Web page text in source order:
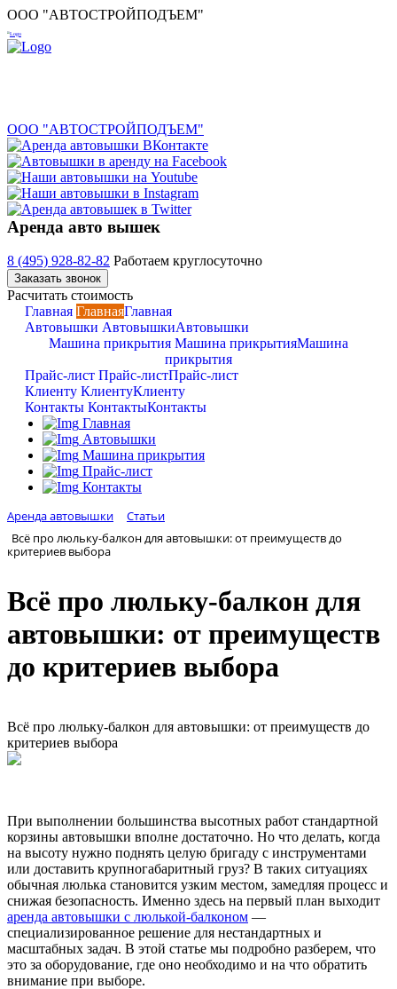
ООО "АВТОСТРОЙПОДЪЕМ"
ООО "АВТОСТРОЙПОДЪЕМ"
Аренда авто вышек
8 (495) 928-82-82 Работаем круглосуточно
Заказать звонок
Расчитать стоимость
Главная ГлавнаяГлавная
Автовышки АвтовышкиАвтовышки
Машина прикрытия Машина прикрытияМашина
прикрытия
Прайс-лист Прайс-листПрайс-лист
Клиенту КлиентуКлиенту
Контакты КонтактыКонтакты
Главная
Автовышки
Машина прикрытия
Прайс-лист
Контакты
Аренда автовышки
Статьи
Всё про люльку-балкон для автовышки: от преимуществ до
критериев выбора
Всё про люльку-балкон для
автовышки: от преимуществ
до критериев выбора
Всё про люльку-балкон для автовышки: от преимуществ до
критериев выбора
При выполнении большинства высотных работ стандартной
корзины автовышки вполне достаточно. Но что делать, когда
на высоту нужно поднять целую бригаду с инструментами
или доставить крупногабаритный груз? В таких ситуациях
обычная люлька становится узким местом, замедляя процесс и
снижая безопасность. Именно здесь на первый план выходит
аренда автовышки с люлькой-балконом —
специализированное решение для нестандартных и
масштабных задач. В этой статье мы подробно разберем, что
это за оборудование, где оно необходимо и на что обратить
внимание при выборе.